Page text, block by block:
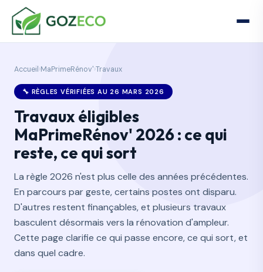
Accueil ›MaPrimeRénov'›Travaux
🔧 RÈGLES VÉRIFIÉES AU 26 MARS 2026
Travaux éligibles
MaPrimeRénov' 2026 : ce qui
reste, ce qui sort
La règle 2026 n'est plus celle des années précédentes.
En parcours par geste, certains postes ont disparu.
D'autres restent finançables, et plusieurs travaux
basculent désormais vers la rénovation d'ampleur.
Cette page clarifie ce qui passe encore, ce qui sort, et
dans quel cadre.